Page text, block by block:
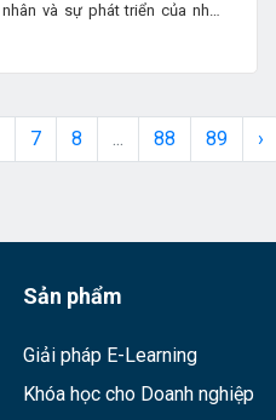
và sự phát triển của nhân
7 8 ... 88 89 ›
Sản phẩm
Giải pháp E-Learning
Khóa học cho Doanh nghiệp